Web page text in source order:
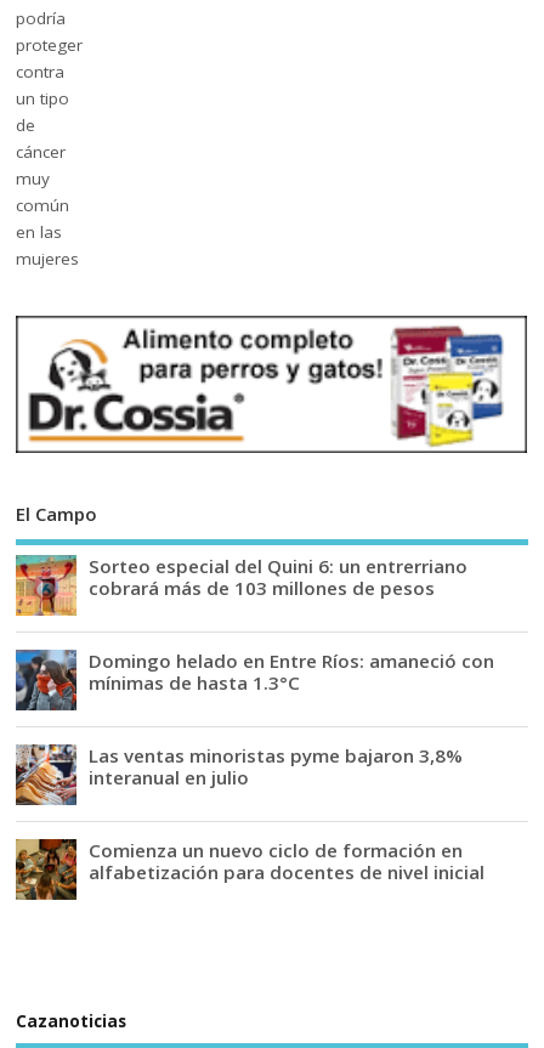
El Campo
Sorteo especial del Quini 6: un entrerriano
cobrará más de 103 millones de pesos
Domingo helado en Entre Ríos: amaneció con
mínimas de hasta 1.3°C
Las ventas minoristas pyme bajaron 3,8%
interanual en julio
Comienza un nuevo ciclo de formación en
alfabetización para docentes de nivel inicial
Cazanoticias